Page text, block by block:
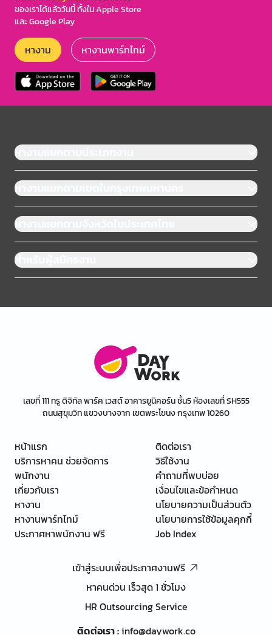
ของเราได้แล้ววันนี้ ทั้งใน Apple Store
และ Google Play
หางาน หางานพาร์ทไทม์
หางานแยกตามประเภทงาน
หางานแยกตามเขตในกรุงเทพมหานคร
หางานแยกตามจังหวัดในประเทศไทย
สำหรับผู้สมัครงาน
เลขที่ 111 ทรู ดิจิทัล พาร์ค เวสต์ อาคารยูนิคอร์น ชั้น5 ห้องเลขที่ SH555
ถนนสุขุมวิท แขวงบางจาก เขตพระโขนง กรุงเทพ 10260
หน้าแรก
บริการหาคน ช่วยจัดการ
พนักงาน
เกี่ยวกับเรา
หางาน
หางานพาร์ทไทม์
ประกาศหาพนักงาน ฟรี
ติดต่อเรา
วิธีใช้งาน
คำถามที่พบบ่อย
เงื่อนไขและข้อกำหนด
นโยบายความเป็นส่วนตัว
นโยบายการใช้ข้อมูลคุกกี้
Job Index
เข้าสู่ระบบเพื่อประกาศงานฟรี
หาคนด่วน เร็วสุด 1 ชั่วโมง
HR Outsourcing Service
ติดต่อเรา:info@daywork.co